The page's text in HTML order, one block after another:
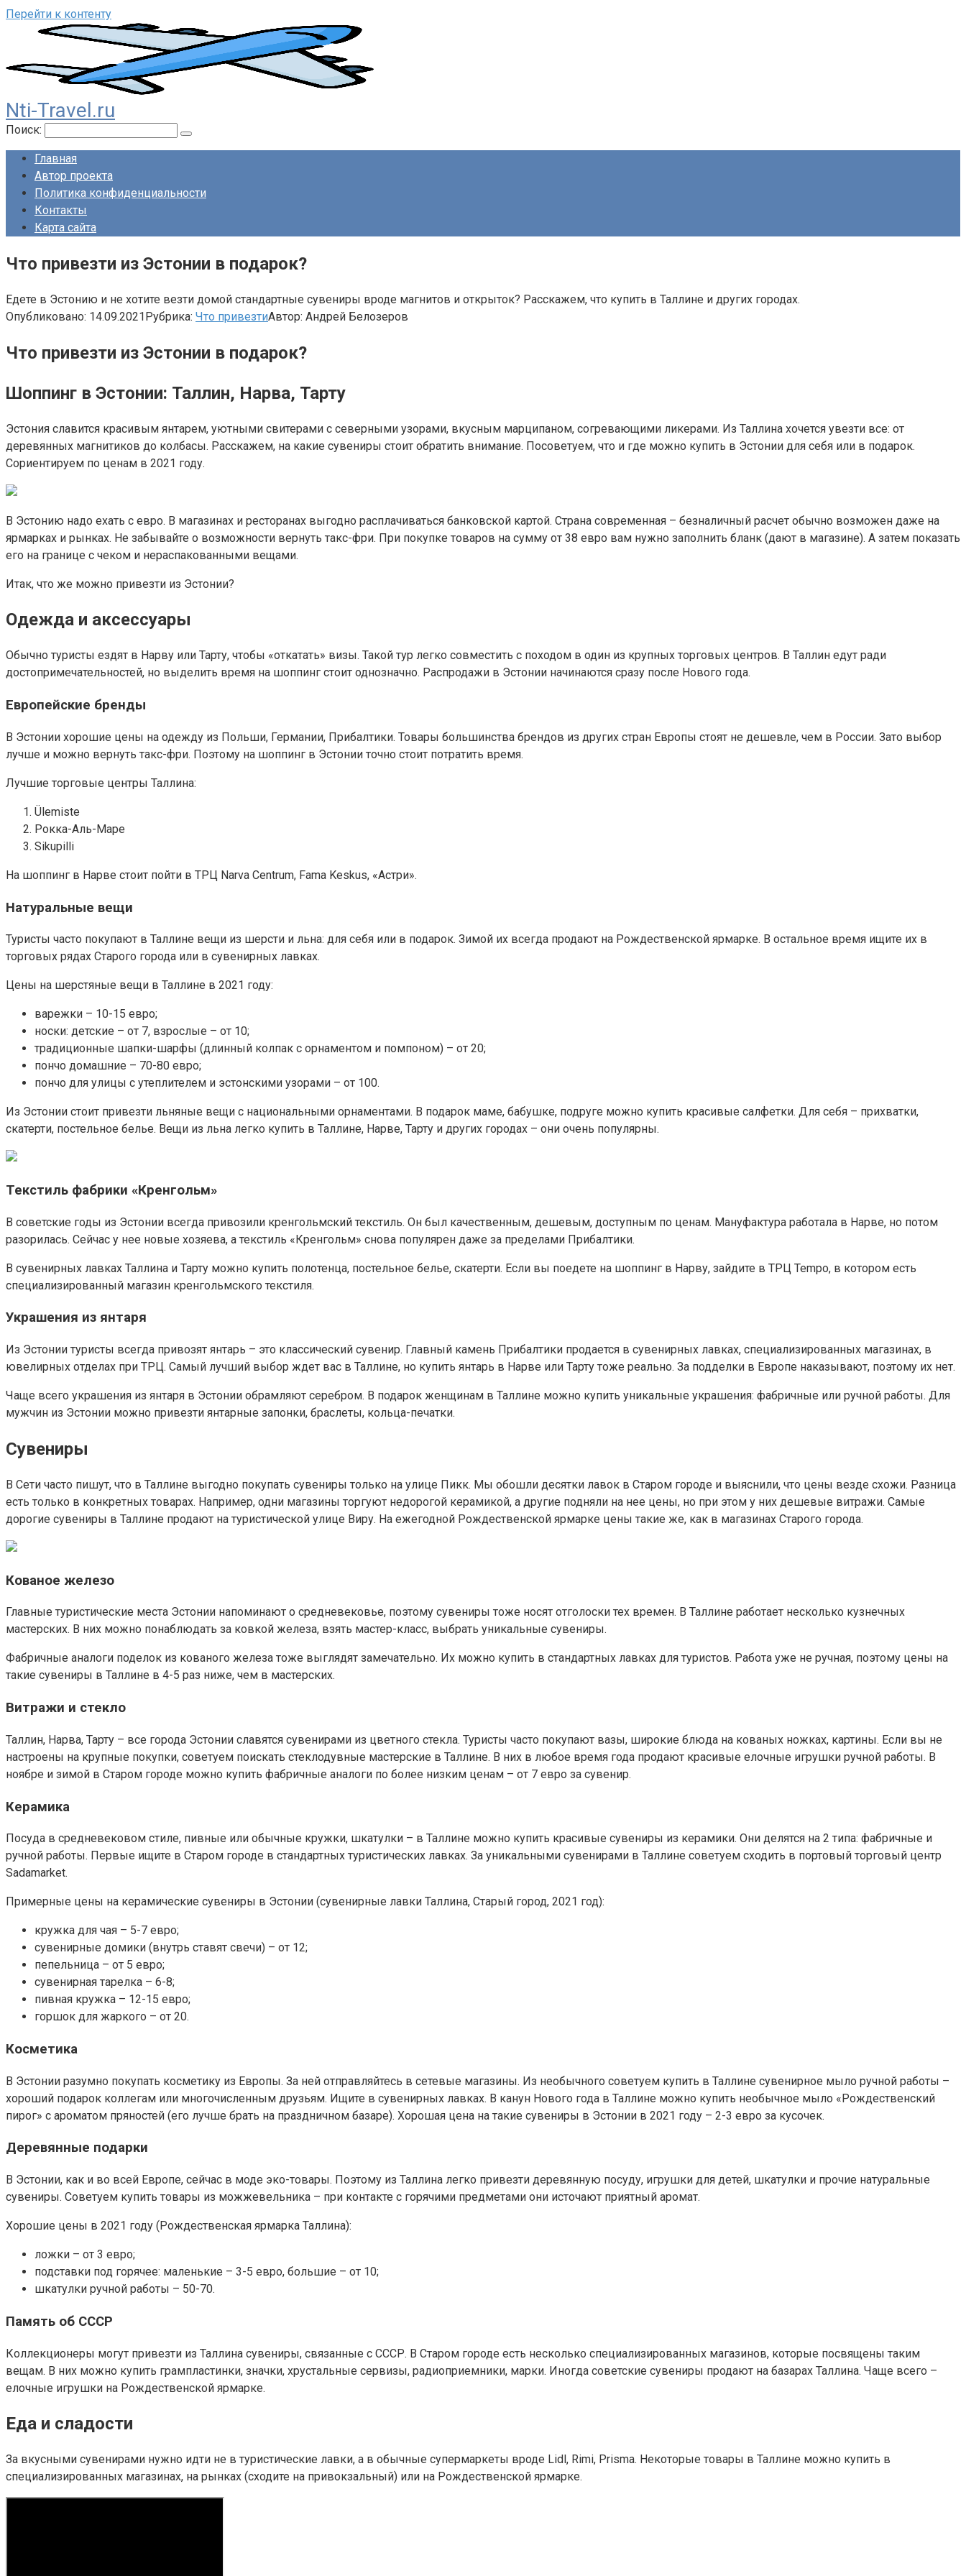
Перейти к контенту
Nti-Travel.ru
Поиск:
Главная
Автор проекта
Политика конфиденциальности
Контакты
Карта сайта
Что привезти из Эстонии в подарок?
Едете в Эстонию и не хотите везти домой стандартные сувениры вроде магнитов и открыток? Расскажем, что купить в Таллине и других городах.
Опубликовано: 14.09.2021Рубрика: Что привезтиАвтор: Андрей Белозеров
Что привезти из Эстонии в подарок?
Шоппинг в Эстонии: Таллин, Нарва, Тарту
Эстония славится красивым янтарем, уютными свитерами с северными узорами, вкусным марципаном, согревающими ликерами. Из Таллина хочется увезти все: от
деревянных магнитиков до колбасы. Расскажем, на какие сувениры стоит обратить внимание. Посоветуем, что и где можно купить в Эстонии для себя или в подарок.
Сориентируем по ценам в 2021 году.
В Эстонию надо ехать с евро. В магазинах и ресторанах выгодно расплачиваться банковской картой. Страна современная – безналичный расчет обычно возможен даже на
ярмарках и рынках. Не забывайте о возможности вернуть такс-фри. При покупке товаров на сумму от 38 евро вам нужно заполнить бланк (дают в магазине). А затем показать
его на границе с чеком и нераспакованными вещами.
Итак, что же можно привезти из Эстонии?
Одежда и аксессуары
Обычно туристы ездят в Нарву или Тарту, чтобы «откатать» визы. Такой тур легко совместить с походом в один из крупных торговых центров. В Таллин едут ради
достопримечательностей, но выделить время на шоппинг стоит однозначно. Распродажи в Эстонии начинаются сразу после Нового года.
Европейские бренды
В Эстонии хорошие цены на одежду из Польши, Германии, Прибалтики. Товары большинства брендов из других стран Европы стоят не дешевле, чем в России. Зато выбор
лучше и можно вернуть такс-фри. Поэтому на шоппинг в Эстонии точно стоит потратить время.
Лучшие торговые центры Таллина:
Ülemiste
Рокка-Аль-Маре
Sikupilli
На шоппинг в Нарве стоит пойти в ТРЦ Narva Centrum, Fama Keskus, «Астри».
Натуральные вещи
Туристы часто покупают в Таллине вещи из шерсти и льна: для себя или в подарок. Зимой их всегда продают на Рождественской ярмарке. В остальное время ищите их в
торговых рядах Старого города или в сувенирных лавках.
Цены на шерстяные вещи в Таллине в 2021 году:
варежки – 10-15 евро;
носки: детские – от 7, взрослые – от 10;
традиционные шапки-шарфы (длинный колпак с орнаментом и помпоном) – от 20;
пончо домашние – 70-80 евро;
пончо для улицы с утеплителем и эстонскими узорами – от 100.
Из Эстонии стоит привезти льняные вещи с национальными орнаментами. В подарок маме, бабушке, подруге можно купить красивые салфетки. Для себя – прихватки,
скатерти, постельное белье. Вещи из льна легко купить в Таллине, Нарве, Тарту и других городах – они очень популярны.
Текстиль фабрики «Кренгольм»
В советские годы из Эстонии всегда привозили кренгольмский текстиль. Он был качественным, дешевым, доступным по ценам. Мануфактура работала в Нарве, но потом
разорилась. Сейчас у нее новые хозяева, а текстиль «Кренгольм» снова популярен даже за пределами Прибалтики.
В сувенирных лавках Таллина и Тарту можно купить полотенца, постельное белье, скатерти. Если вы поедете на шоппинг в Нарву, зайдите в ТРЦ Tempo, в котором есть
специализированный магазин кренгольмского текстиля.
Украшения из янтаря
Из Эстонии туристы всегда привозят янтарь – это классический сувенир. Главный камень Прибалтики продается в сувенирных лавках, специализированных магазинах, в
ювелирных отделах при ТРЦ. Самый лучший выбор ждет вас в Таллине, но купить янтарь в Нарве или Тарту тоже реально. За подделки в Европе наказывают, поэтому их нет.
Чаще всего украшения из янтаря в Эстонии обрамляют серебром. В подарок женщинам в Таллине можно купить уникальные украшения: фабричные или ручной работы. Для
мужчин из Эстонии можно привезти янтарные запонки, браслеты, кольца-печатки.
Сувениры
В Сети часто пишут, что в Таллине выгодно покупать сувениры только на улице Пикк. Мы обошли десятки лавок в Старом городе и выяснили, что цены везде схожи. Разница
есть только в конкретных товарах. Например, одни магазины торгуют недорогой керамикой, а другие подняли на нее цены, но при этом у них дешевые витражи. Самые
дорогие сувениры в Таллине продают на туристической улице Виру. На ежегодной Рождественской ярмарке цены такие же, как в магазинах Старого города.
Кованое железо
Главные туристические места Эстонии напоминают о средневековье, поэтому сувениры тоже носят отголоски тех времен. В Таллине работает несколько кузнечных
мастерских. В них можно понаблюдать за ковкой железа, взять мастер-класс, выбрать уникальные сувениры.
Фабричные аналоги поделок из кованого железа тоже выглядят замечательно. Их можно купить в стандартных лавках для туристов. Работа уже не ручная, поэтому цены на
такие сувениры в Таллине в 4-5 раз ниже, чем в мастерских.
Витражи и стекло
Таллин, Нарва, Тарту – все города Эстонии славятся сувенирами из цветного стекла. Туристы часто покупают вазы, широкие блюда на кованых ножках, картины. Если вы не
настроены на крупные покупки, советуем поискать стеклодувные мастерские в Таллине. В них в любое время года продают красивые елочные игрушки ручной работы. В
ноябре и зимой в Старом городе можно купить фабричные аналоги по более низким ценам – от 7 евро за сувенир.
Керамика
Посуда в средневековом стиле, пивные или обычные кружки, шкатулки – в Таллине можно купить красивые сувениры из керамики. Они делятся на 2 типа: фабричные и
ручной работы. Первые ищите в Старом городе в стандартных туристических лавках. За уникальными сувенирами в Таллине советуем сходить в портовый торговый центр
Sadamarket.
Примерные цены на керамические сувениры в Эстонии (сувенирные лавки Таллина, Старый город, 2021 год):
кружка для чая – 5-7 евро;
сувенирные домики (внутрь ставят свечи) – от 12;
пепельница – от 5 евро;
сувенирная тарелка – 6-8;
пивная кружка – 12-15 евро;
горшок для жаркого – от 20.
Косметика
В Эстонии разумно покупать косметику из Европы. За ней отправляйтесь в сетевые магазины. Из необычного советуем купить в Таллине сувенирное мыло ручной работы –
хороший подарок коллегам или многочисленным друзьям. Ищите в сувенирных лавках. В канун Нового года в Таллине можно купить необычное мыло «Рождественский
пирог» с ароматом пряностей (его лучше брать на праздничном базаре). Хорошая цена на такие сувениры в Эстонии в 2021 году – 2-3 евро за кусочек.
Деревянные подарки
В Эстонии, как и во всей Европе, сейчас в моде эко-товары. Поэтому из Таллина легко привезти деревянную посуду, игрушки для детей, шкатулки и прочие натуральные
сувениры. Советуем купить товары из можжевельника – при контакте с горячими предметами они источают приятный аромат.
Хорошие цены в 2021 году (Рождественская ярмарка Таллина):
ложки – от 3 евро;
подставки под горячее: маленькие – 3-5 евро, большие – от 10;
шкатулки ручной работы – 50-70.
Память об СССР
Коллекционеры могут привезти из Таллина сувениры, связанные с СССР. В Старом городе есть несколько специализированных магазинов, которые посвящены таким
вещам. В них можно купить грампластинки, значки, хрустальные сервизы, радиоприемники, марки. Иногда советские сувениры продают на базарах Таллина. Чаще всего –
елочные игрушки на Рождественской ярмарке.
Еда и сладости
За вкусными сувенирами нужно идти не в туристические лавки, а в обычные супермаркеты вроде Lidl, Rimi, Prisma. Некоторые товары в Таллине можно купить в
специализированных магазинах, на рынках (сходите на привокзальный) или на Рождественской ярмарке.